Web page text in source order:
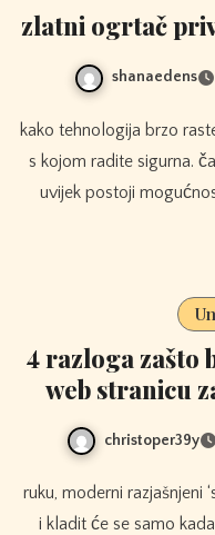
zlatni ogrtač
shanaedens
kako tehnologija brzo raste, ne možete biti sigurni da je stranica
s kojom radite sigurna.
uvijek postoji
4 razloga zašto
web stranicu
christoper39y
ruku, moderni razjašnjeni ‘sloj’ čvrsto će se držati čegaoni znaju
i kladit će se samo